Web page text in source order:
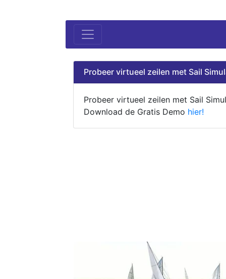
Probeer virtueel zeilen met Sail
Probeer virtueel zeilen met Sail
Download de Gratis Demo hier!